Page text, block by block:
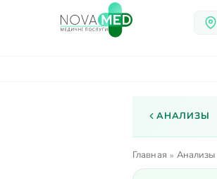
АНАЛИЗЫ
Главная » Анализы